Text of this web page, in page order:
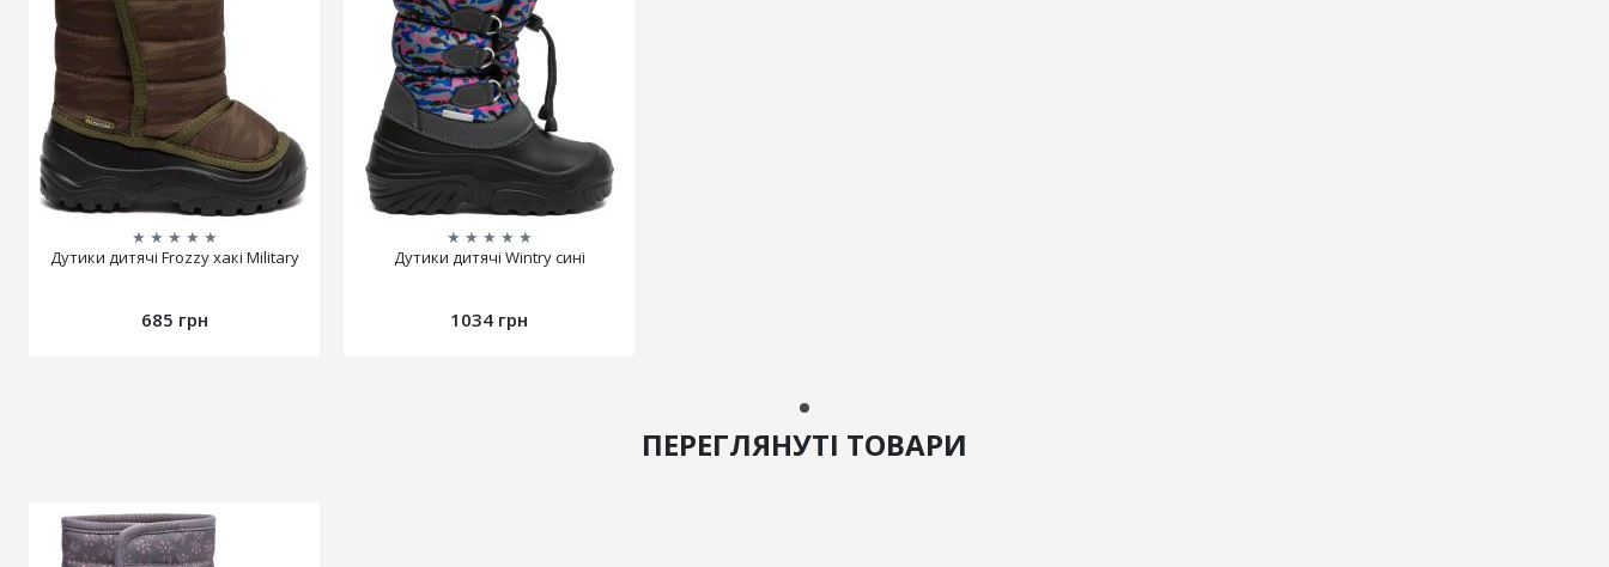
★ ★ ★ ★ ★
Дутики дитячі Frozzy хакі Military
685 грн
★ ★ ★ ★ ★
Дутики дитячі Wintry сині
1034 грн
ПЕРЕГЛЯНУТІ ТОВАРИ